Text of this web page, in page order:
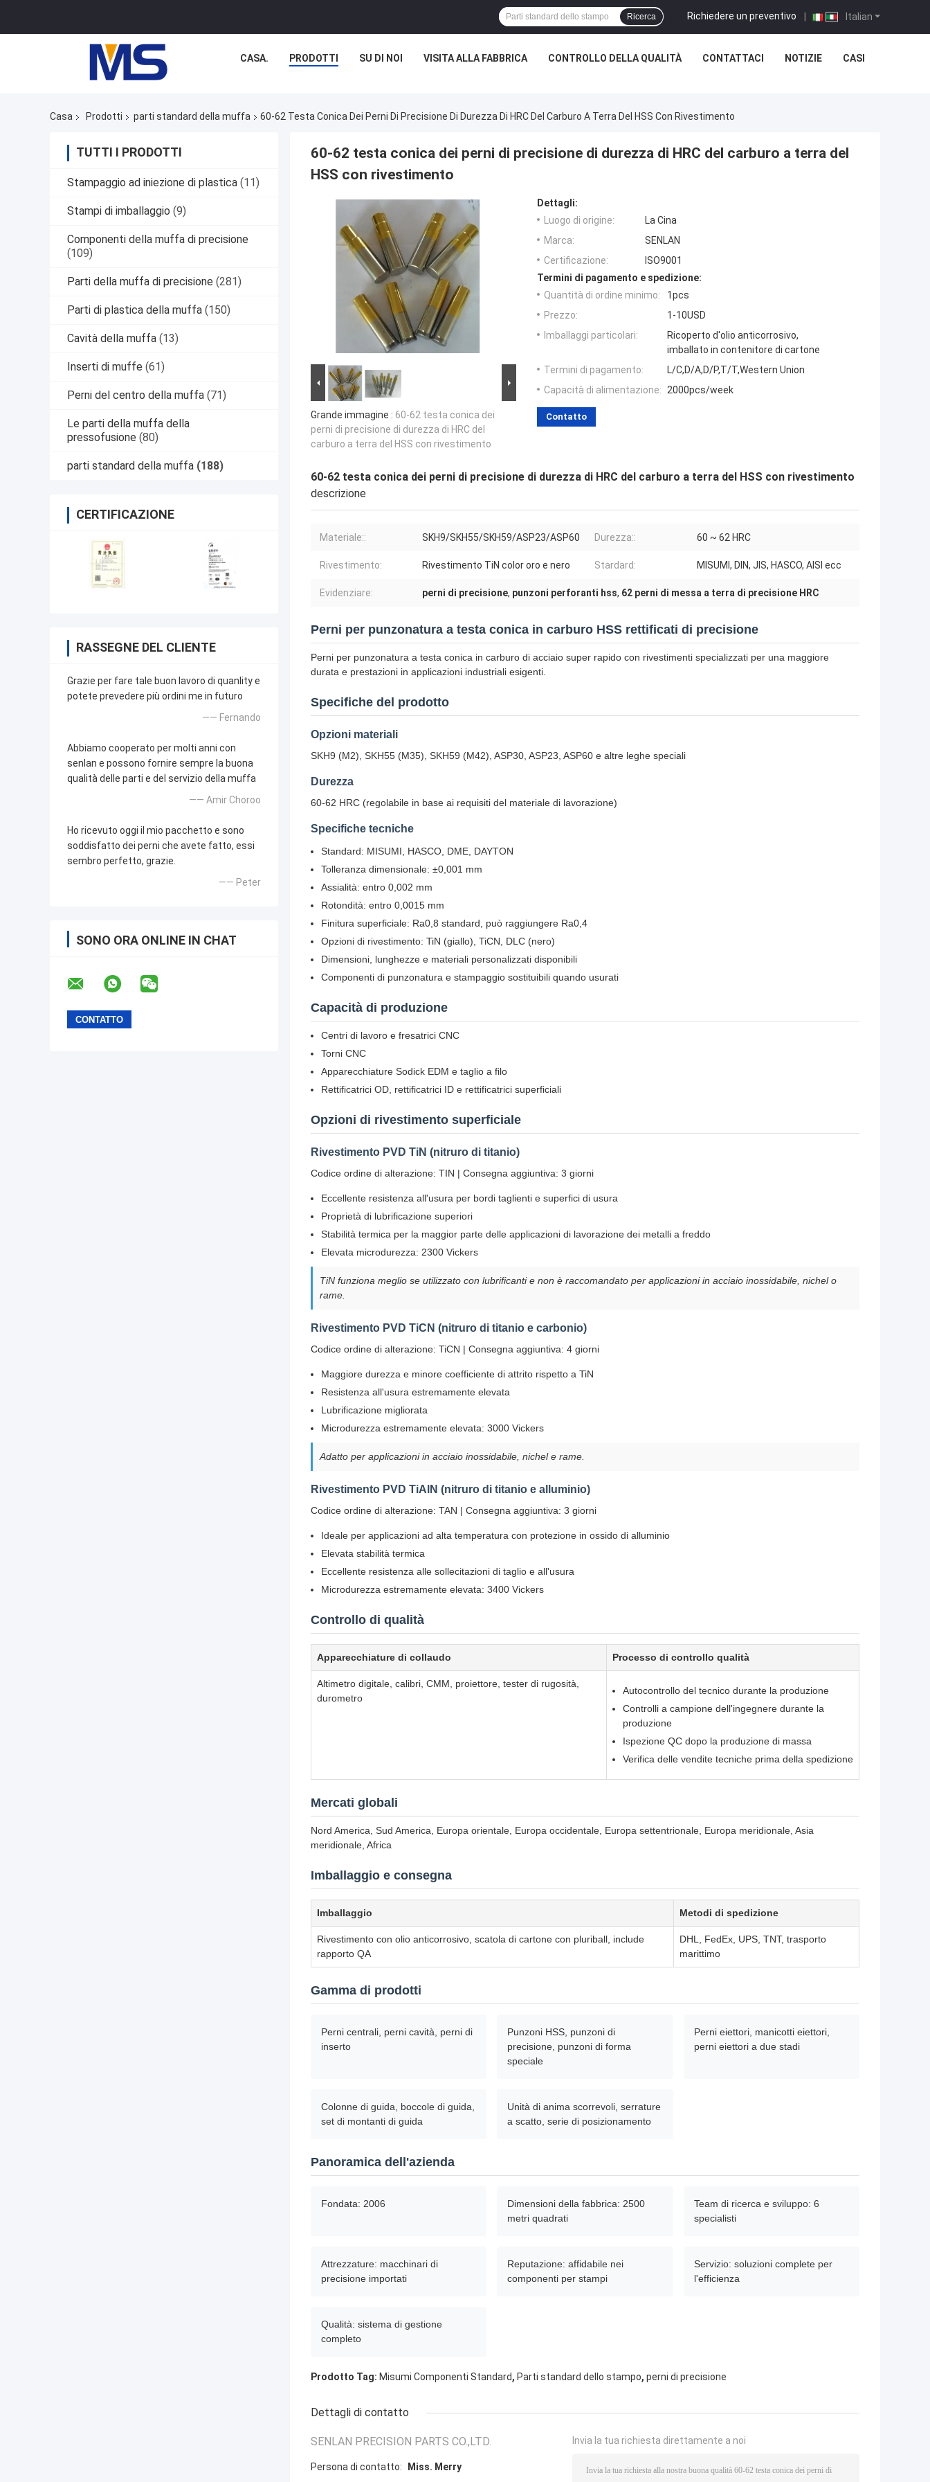
Italian
Richiedere un preventivo |
Ricerca
CASA. PRODOTTI SU DI NOI VISITA ALLA FABBRICA CONTROLLO DELLA QUALITÀ CONTATTACI NOTIZIE CASI
Casa Prodotti parti standard della muffa 60-62 Testa Conica Dei Perni Di Precisione Di Durezza Di HRC Del Carburo A Terra Del HSS Con Rivestimento
TUTTI I PRODOTTI
Stampaggio ad iniezione di plastica (11)
Stampi di imballaggio (9)
Componenti della muffa di precisione
(109)
Parti della muffa di precisione (281)
Parti di plastica della muffa (150)
Cavità della muffa (13)
Inserti di muffe (61)
Perni del centro della muffa (71)
Le parti della muffa della
pressofusione (80)
parti standard della muffa (188)
CERTIFICAZIONE
RASSEGNE DEL CLIENTE
Grazie per fare tale buon lavoro di quanlity e
potete prevedere più ordini me in futuro
—— Fernando
Abbiamo cooperato per molti anni con
senlan e possono fornire sempre la buona
qualità delle parti e del servizio della muffa
—— Amir Choroo
Ho ricevuto oggi il mio pacchetto e sono
soddisfatto dei perni che avete fatto, essi
sembro perfetto, grazie.
—— Peter
SONO ORA ONLINE IN CHAT
60-62 testa conica dei perni di precisione di durezza di HRC del carburo a terra del
HSS con rivestimento
Grande immagine : 60-62 testa conica dei
perni di precisione di durezza di HRC del
carburo a terra del HSS con rivestimento
Dettagli:
Luogo di origine:
La Cina
Marca:
SENLAN
Certificazione:
ISO9001
Termini di pagamento e spedizione:
Quantità di ordine minimo:
1pcs
Prezzo:
1-10USD
Imballaggi particolari:
Ricoperto d'olio anticorrosivo,
imballato in contenitore di cartone
Termini di pagamento:
L/C,D/A,D/P,T/T,Western Union
Capacità di alimentazione: 2000pcs/week
Contatto
60-62 testa conica dei perni di precisione di durezza di HRC del carburo a terra del HSS con rivestimento
descrizione
Materiale:: SKH9/SKH55/SKH59/ASP23/ASP60 Durezza:: 60 ~ 62 HRC
Rivestimento: Rivestimento TiN color oro e nero Stardard: MISUMI, DIN, JIS, HASCO, AISI ecc
Evidenziare: perni di precisione, punzoni perforanti hss, 62 perni di messa a terra di precisione HRC
Perni per punzonatura a testa conica in carburo HSS rettificati di precisione
Perni per punzonatura a testa conica in carburo di acciaio super rapido con rivestimenti specializzati per una maggiore
durata e prestazioni in applicazioni industriali esigenti.
Specifiche del prodotto
Opzioni materiali
SKH9 (M2), SKH55 (M35), SKH59 (M42), ASP30, ASP23, ASP60 e altre leghe speciali
Durezza
60-62 HRC (regolabile in base ai requisiti del materiale di lavorazione)
Specifiche tecniche
Standard: MISUMI, HASCO, DME, DAYTON
Tolleranza dimensionale: ±0,001 mm
Assialità: entro 0,002 mm
Rotondità: entro 0,0015 mm
Finitura superficiale: Ra0,8 standard, può raggiungere Ra0,4
Opzioni di rivestimento: TiN (giallo), TiCN, DLC (nero)
Dimensioni, lunghezze e materiali personalizzati disponibili
Componenti di punzonatura e stampaggio sostituibili quando usurati
Capacità di produzione
Centri di lavoro e fresatrici CNC
Torni CNC
Apparecchiature Sodick EDM e taglio a filo
Rettificatrici OD, rettificatrici ID e rettificatrici superficiali
Opzioni di rivestimento superficiale
Rivestimento PVD TiN (nitruro di titanio)
Codice ordine di alterazione: TIN | Consegna aggiuntiva: 3 giorni
Eccellente resistenza all'usura per bordi taglienti e superfici di usura
Proprietà di lubrificazione superiori
Stabilità termica per la maggior parte delle applicazioni di lavorazione dei metalli a freddo
Elevata microdurezza: 2300 Vickers
TiN funziona meglio se utilizzato con lubrificanti e non è raccomandato per applicazioni in acciaio inossidabile, nichel o
rame.
Rivestimento PVD TiCN (nitruro di titanio e carbonio)
Codice ordine di alterazione: TiCN | Consegna aggiuntiva: 4 giorni
Maggiore durezza e minore coefficiente di attrito rispetto a TiN
Resistenza all'usura estremamente elevata
Lubrificazione migliorata
Microdurezza estremamente elevata: 3000 Vickers
Adatto per applicazioni in acciaio inossidabile, nichel e rame.
Rivestimento PVD TiAlN (nitruro di titanio e alluminio)
Codice ordine di alterazione: TAN | Consegna aggiuntiva: 3 giorni
Ideale per applicazioni ad alta temperatura con protezione in ossido di alluminio
Elevata stabilità termica
Eccellente resistenza alle sollecitazioni di taglio e all'usura
Microdurezza estremamente elevata: 3400 Vickers
Controllo di qualità
Apparecchiature di collaudo Processo di controllo qualità
Altimetro digitale, calibri, CMM, proiettore, tester di rugosità,
durometro
Autocontrollo del tecnico durante la produzione
Controlli a campione dell'ingegnere durante la
produzione
Ispezione QC dopo la produzione di massa
Verifica delle vendite tecniche prima della spedizione
Mercati globali
Nord America, Sud America, Europa orientale, Europa occidentale, Europa settentrionale, Europa meridionale, Asia
meridionale, Africa
Imballaggio e consegna
Imballaggio Metodi di spedizione
Rivestimento con olio anticorrosivo, scatola di cartone con pluriball, include
rapporto QA
DHL, FedEx, UPS, TNT, trasporto
marittimo
Gamma di prodotti
Perni centrali, perni cavità, perni di
inserto
Punzoni HSS, punzoni di
precisione, punzoni di forma
speciale
Perni eiettori, manicotti eiettori,
perni eiettori a due stadi
Colonne di guida, boccole di guida,
set di montanti di guida
Unità di anima scorrevoli, serrature
a scatto, serie di posizionamento
Panoramica dell'azienda
Fondata: 2006
Dimensioni della fabbrica: 2500
metri quadrati
Team di ricerca e sviluppo: 6
specialisti
Attrezzature: macchinari di
precisione importati
Reputazione: affidabile nei
componenti per stampi
Servizio: soluzioni complete per
l'efficienza
Qualità: sistema di gestione
completo
Prodotto Tag: Misumi Componenti Standard, Parti standard dello stampo, perni di precisione
Dettagli di contatto
SENLAN PRECISION PARTS CO.,LTD.
Persona di contatto:
Miss. Merry
Invia la tua richiesta direttamente a noi